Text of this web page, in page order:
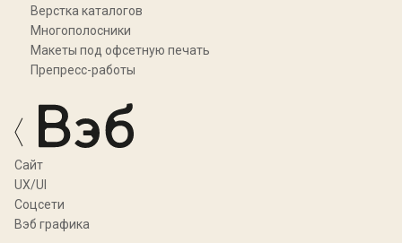
Верстка каталогов
Многополосники
Макеты под офсетную печать
Препресс-работы
Cайт
UX/UI
Соцсети
Вэб графика